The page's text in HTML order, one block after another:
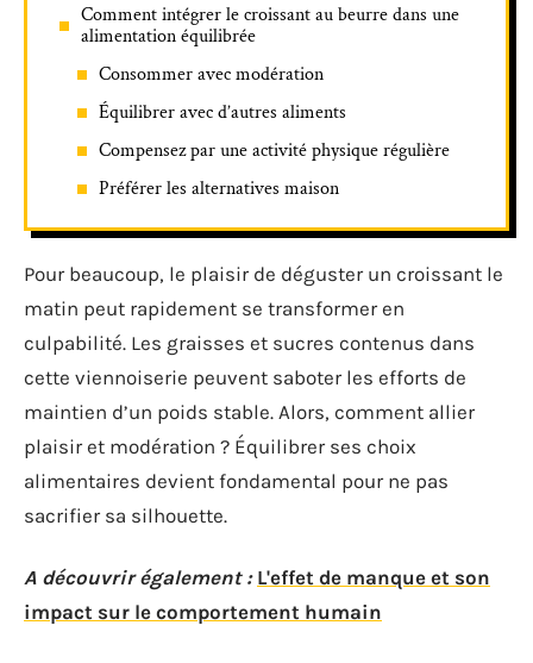
Comment intégrer le croissant au beurre dans une
alimentation équilibrée
Consommer avec modération
Équilibrer avec d’autres aliments
Compensez par une activité physique régulière
Préférer les alternatives maison
Pour beaucoup, le plaisir de déguster un croissant le
matin peut rapidement se transformer en
culpabilité. Les graisses et sucres contenus dans
cette viennoiserie peuvent saboter les efforts de
maintien d’un poids stable. Alors, comment allier
plaisir et modération ? Équilibrer ses choix
alimentaires devient fondamental pour ne pas
sacrifier sa silhouette.
A découvrir également : L'effet de manque et son
impact sur le comportement humain